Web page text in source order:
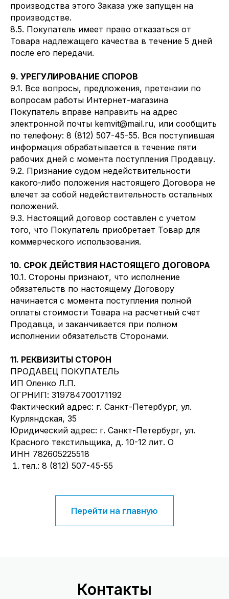
производства этого Заказа уже запущен на
производстве.
8.5. Покупатель имеет право отказаться от
Товара надлежащего качества в течение 5 дней
после его передачи.
9. УРЕГУЛИРОВАНИЕ СПОРОВ
9.1. Все вопросы, предложения, претензии по
вопросам работы Интернет-магазина
Покупатель вправе направить на адрес
электронной почты kemvit@mail.ru, или сообщить
по телефону: 8 (812) 507-45-55. Вся поступившая
информация обрабатывается в течение пяти
рабочих дней с момента поступления Продавцу.
9.2. Признание судом недействительности
какого-либо положения настоящего Договора не
влечет за собой недействительность остальных
положений.
9.3. Настоящий договор составлен с учетом
того, что Покупатель приобретает Товар для
коммерческого использования.
10. СРОК ДЕЙСТВИЯ НАСТОЯЩЕГО ДОГОВОРА
10.1. Стороны признают, что исполнение
обязательств по настоящему Договору
начинается с момента поступления полной
оплаты стоимости Товара на расчетный счет
Продавца, и заканчивается при полном
исполнении обязательств Сторонами.
11. РЕКВИЗИТЫ СТОРОН
ПРОДАВЕЦ ПОКУПАТЕЛЬ
ИП Оленко Л.П.
ОГРНИП: 319784700171192
Фактический адрес: г. Санкт-Петербург, ул.
Курляндская, 35
Юридический адрес: г. Санкт-Петербург, ул.
Красного текстильщика, д. 10-12 лит. О
ИНН 782605225518
тел.: 8 (812) 507-45-55
Перейти на главную
Контакты